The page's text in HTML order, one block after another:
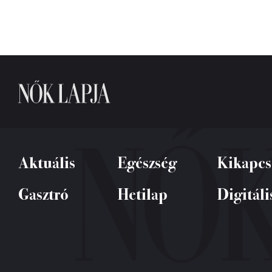
Aktuális Egészség
Kikapcs
Gasztró
Hetilap